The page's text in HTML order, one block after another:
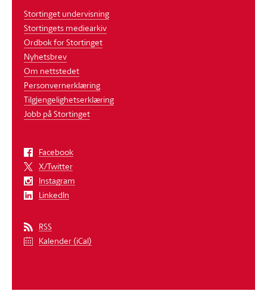
Stortinget undervisning
Stortingets mediearkiv
Ordbok for Stortinget
Nyhetsbrev
Om nettstedet
Personvernerklæring
Tilgjengelighetserklæring
Jobb på Stortinget
Facebook
X/Twitter
Instagram
LinkedIn
RSS
Kalender (iCal)